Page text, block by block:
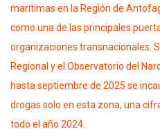
marítimas en la Región de
como una de las principales
organizaciones transnacionales.
Regional y el Observatorio del
hasta septiembre de 2025 se
drogas solo en esta zona, una
todo el año 2024.